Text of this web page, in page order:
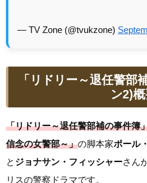
— TV Zone (@tvukzone)
「リドリー～退任警部
ン2)
「リドリー～退任警部補の事件簿
信念の女警部～」の脚本家ポール
と ジョナサン・フィッシャーさん
リスの警察ドラマです。